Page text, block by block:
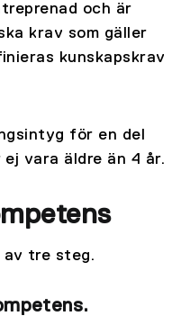
och är
krav som gäller
kunskapskrav
för en del
vara äldre än 4 år.
av tre steg.